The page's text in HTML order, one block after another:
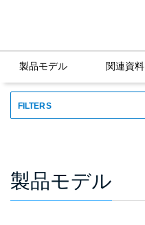
製品モデル 関連資料
FILTERS
製品モデル